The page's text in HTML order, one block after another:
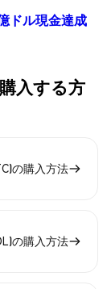
ドル現金達成
入する方
の購入方法
の購入方法